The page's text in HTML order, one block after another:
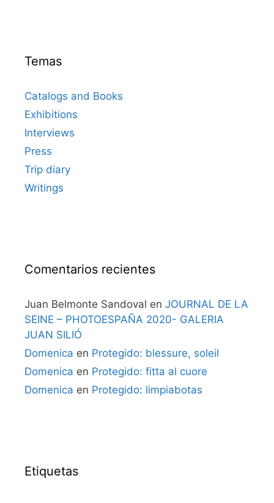
Temas
Catalogs and Books
Exhibitions
Interviews
Press
Trip diary
Writings
Comentarios recientes
Juan Belmonte Sandoval en JOURNAL DE LA
SEINE – PHOTOESPAÑA 2020- GALERIA
JUAN SILIÓ
Domenica en Protegido: blessure, soleil
Domenica en Protegido: fitta al cuore
Domenica en Protegido: limpiabotas
Etiquetas